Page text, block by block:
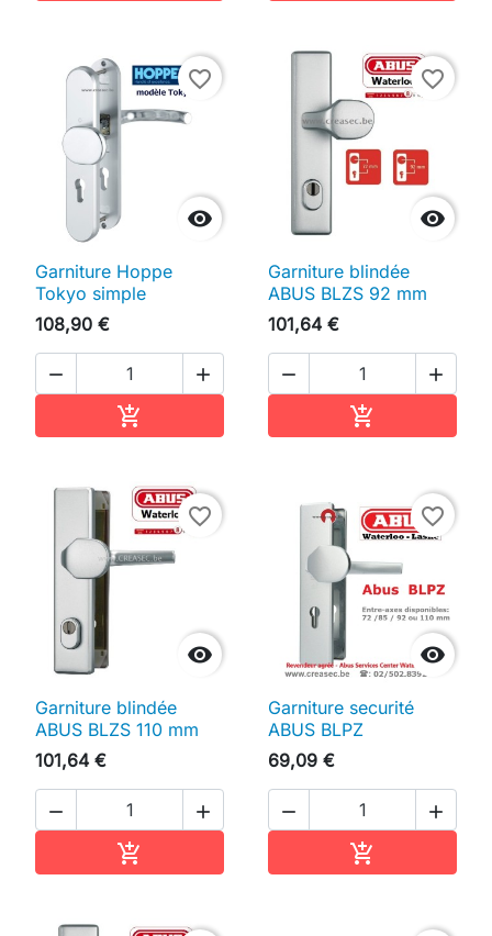

favorite_border
Garniture Hoppe
Tokyo simple
108,90 €
 


favorite_border
Garniture blindée
ABUS BLZS 92 mm
101,64 €
 


favorite_border
Garniture blindée
ABUS BLZS 110 mm
101,64 €
 


favorite_border
Garniture securité
ABUS BLPZ
69,09 €
 
